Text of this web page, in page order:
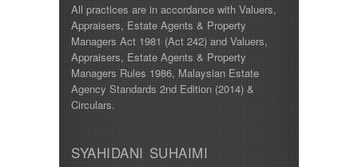
All practices are in accordance with Valuers,
Appraisers, Estate Agents & Property
Managers Act 1981 (Act 242) and Valuers,
Appraisers, Estate Agents & Property
Managers Rules 1986, Malaysian Estate
Agency Standards 2nd Edition (2014) &
Circulars.
SYAHIDANI SUHAIMI